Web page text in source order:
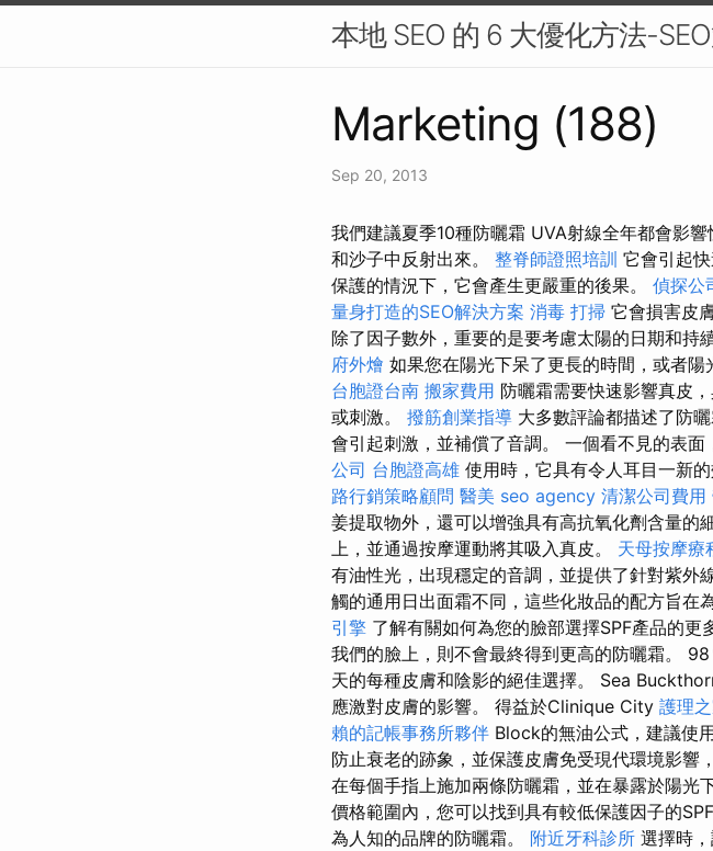
本地 SEO 的 6 大優化方法-
Marketing (188)
Sep 20, 2013
我們建議夏季10種防曬霜 UVA射線全年都會影
和沙子中反射出來。 整脊師證照培訓 它會引起
保護的情況下，它會產生更嚴重的後果。 偵探公
量身打造的SEO解決方案 消毒 打掃 它會損害皮
除了因子數外，重要的是要考慮太陽的日期和持
府外燴 如果您在陽光下呆了更長的時間，或者
台胞證台南 搬家費用 防曬霜需要快速影響真皮
或刺激。 撥筋創業指導 大多數評論都描述了防
會引起刺激，並補償了音調。 一個看不見的表面
公司 台胞證高雄 使用時，它具有令人耳目一新
路行銷策略顧問 醫美 seo agency 清潔公司費用
姜提取物外，還可以增強具有高抗氧化劑含量的
上，並通過按摩運動將其吸入真皮。 天母按摩療
有油性光，出現穩定的音調，並提供了針對紫外
觸的通用日出面霜不同，這些化妝品的配方旨在
引擎 了解有關如何為您的臉部選擇SPF產品的
我們的臉上，則不會最終得到更高的防曬霜。
天的每種皮膚和陰影的絕佳選擇。 Sea
應激對皮膚的影響。 得益於Clinique City 護理
賴的記帳事務所夥伴 Block的無油公式，建議使
防止衰老的跡象，並保護皮膚免受現代環境影響
在每個手指上施加兩條防曬霜，並在暴露於陽光
價格範圍內，您可以找到具有較低保護因子的
為人知的品牌的防曬霜。 附近牙科診所 選擇時